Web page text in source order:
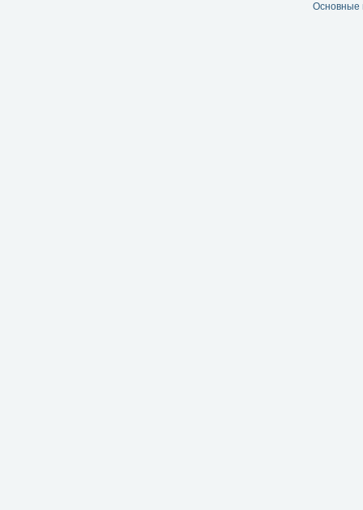
Основные